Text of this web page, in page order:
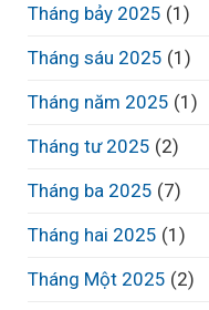
Tháng bảy 2025 (1)
Tháng sáu 2025 (1)
Tháng năm 2025 (1)
Tháng tư 2025 (2)
Tháng ba 2025 (7)
Tháng hai 2025 (1)
Tháng Một 2025 (2)